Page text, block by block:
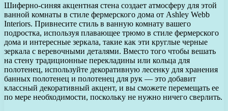
Шиферно-синяя акцентная стена создает атмосферу для этой
ванной комнаты в стиле фермерского дома от Ashley Webb
Interiors. Привнесите стиль в ванную комнату вашего
подростка, используя плавающее трюмо в стиле фермерского
дома и интересные зеркала, такие как эти круглые черные
зеркала с веревочными деталями. Вместо того чтобы вешать
на стену традиционные перекладины или кольца для
полотенец, используйте декоративную лесенку для хранения
банных полотенец и полотенец для рук — это добавит
классный декоративный акцент, и вы сможете перемещать ее
по мере необходимости, поскольку не нужно ничего сверлить.